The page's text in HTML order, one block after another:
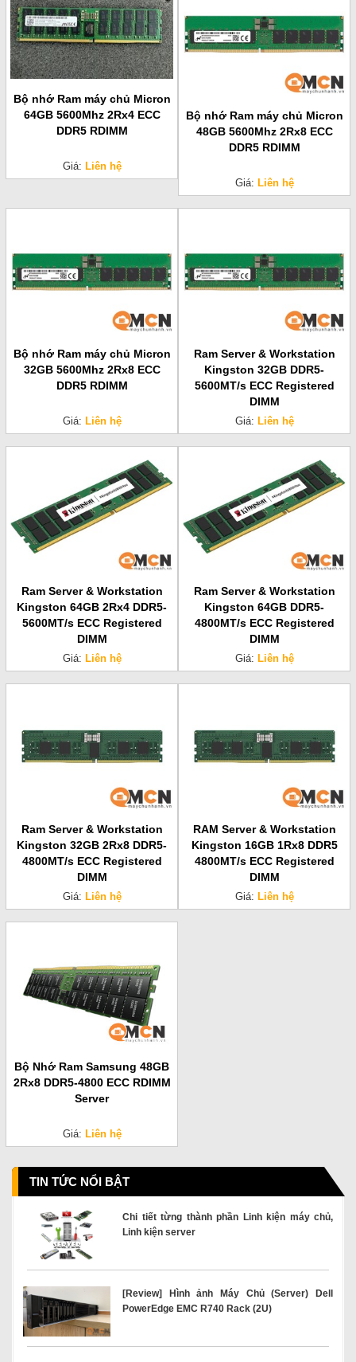
Bộ nhớ Ram máy chủ Micron
64GB 5600Mhz 2Rx4 ECC
DDR5 RDIMM
Giá: Liên hệ
Bộ nhớ Ram máy chủ Micron
48GB 5600Mhz 2Rx8 ECC
DDR5 RDIMM
Giá: Liên hệ
Bộ nhớ Ram máy chủ Micron
32GB 5600Mhz 2Rx8 ECC
DDR5 RDIMM
Giá: Liên hệ
Ram Server & Workstation
Kingston 32GB DDR5-
5600MT/s ECC Registered
DIMM
Giá: Liên hệ
Ram Server & Workstation
Kingston 64GB 2Rx4 DDR5-
5600MT/s ECC Registered
DIMM
Giá: Liên hệ
Ram Server & Workstation
Kingston 64GB DDR5-
4800MT/s ECC Registered
DIMM
Giá: Liên hệ
Ram Server & Workstation
Kingston 32GB 2Rx8 DDR5-
4800MT/s ECC Registered
DIMM
Giá: Liên hệ
RAM Server & Workstation
Kingston 16GB 1Rx8 DDR5
4800MT/s ECC Registered
DIMM
Giá: Liên hệ
Bộ Nhớ Ram Samsung 48GB
2Rx8 DDR5-4800 ECC RDIMM
Server
Giá: Liên hệ
TIN TỨC NỔI BẬT
Chi tiết từng thành phần Linh kiện máy chủ,
Linh kiện server
[Review] Hình ảnh Máy Chủ (Server) Dell
PowerEdge EMC R740 Rack (2U)